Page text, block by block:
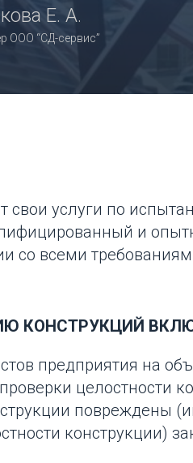
Е. А.
ООО “СД-сервис”
свои услуги по
и
со всеми
КОНСТРУКЦИЙ
предприятия на
целостности
повреждены
конструкции)